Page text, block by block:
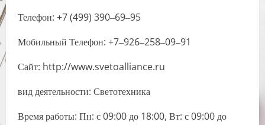
Телефон: +7 (499) 390‒69‒95
Мобильный Телефон: +7‒926‒258‒09‒91
Сайт: http://www.svetoalliance.ru
вид деятельности: Светотехника
Время работы: Пн: с 09:00 до 18:00, Вт: с 09:00 до